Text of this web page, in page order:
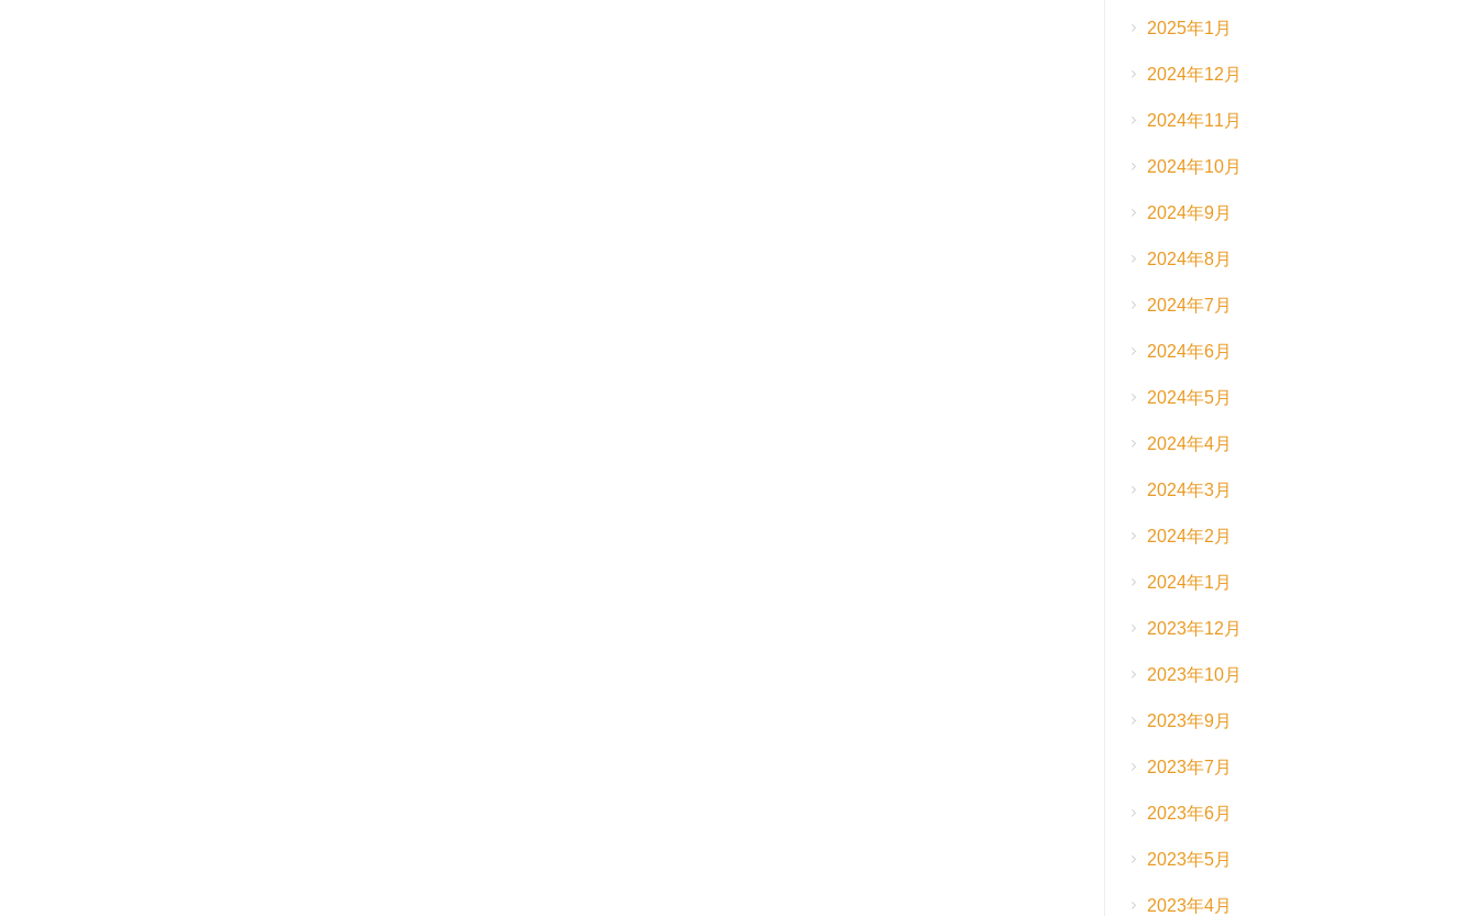
2025年1月
2024年12月
2024年11月
2024年10月
2024年9月
2024年8月
2024年7月
2024年6月
2024年5月
2024年4月
2024年3月
2024年2月
2024年1月
2023年12月
2023年10月
2023年9月
2023年7月
2023年6月
2023年5月
2023年4月